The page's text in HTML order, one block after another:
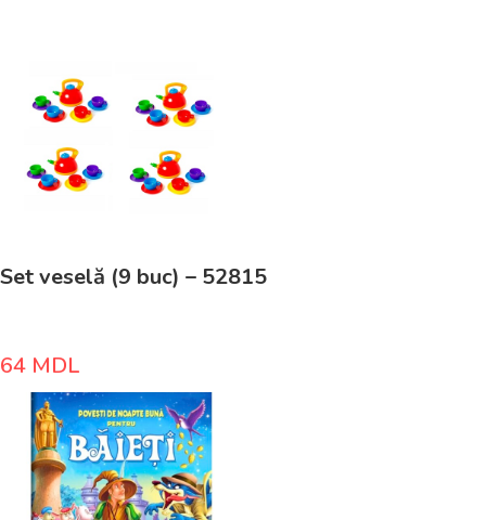
Set veselă (9 buc) – 52815
64 MDL